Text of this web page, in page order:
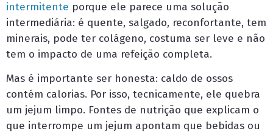
intermitente porque ele parece uma solução
intermediária: é quente, salgado, reconfortante, tem
minerais, pode ter colágeno, costuma ser leve e não
tem o impacto de uma refeição completa.
Mas é importante ser honesta: caldo de ossos
contém calorias. Por isso, tecnicamente, ele quebra
um jejum limpo. Fontes de nutrição que explicam o
que interrompe um jejum apontam que bebidas ou